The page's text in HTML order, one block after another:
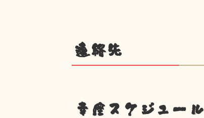
連絡先
幸座スケジュール